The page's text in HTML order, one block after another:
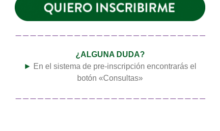
¿ALGUNA DUDA?
► En el sistema de pre-inscripción encontrarás el
botón «Consultas»